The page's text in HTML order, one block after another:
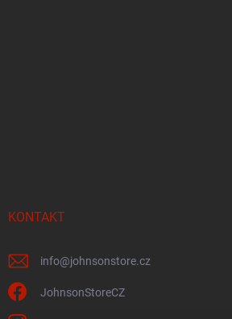
KONTAKT
info@johnsonstore.cz
JohnsonStoreCZ